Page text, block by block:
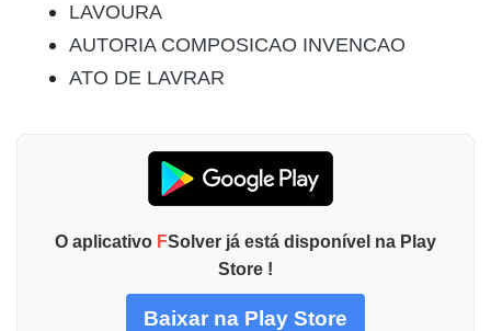
LAVOURA
AUTORIA COMPOSICAO INVENCAO
ATO DE LAVRAR
O aplicativo FSolver já está disponível na Play
Store !
Baixar na Play Store